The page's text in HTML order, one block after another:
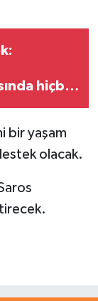
hiçbir
bir yaşam
olacak.